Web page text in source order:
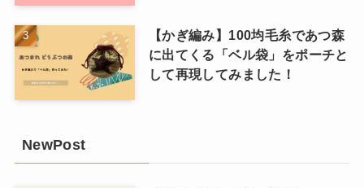
【かぎ編み】100均毛糸であつ森
に出てくる「ベル袋」をポーチと
して再現してみました！
NewPost